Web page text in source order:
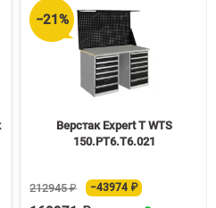
−21%
Верстак Expert T WTS
150.PТ6.Т6.021
212945 ₽ −43974 ₽